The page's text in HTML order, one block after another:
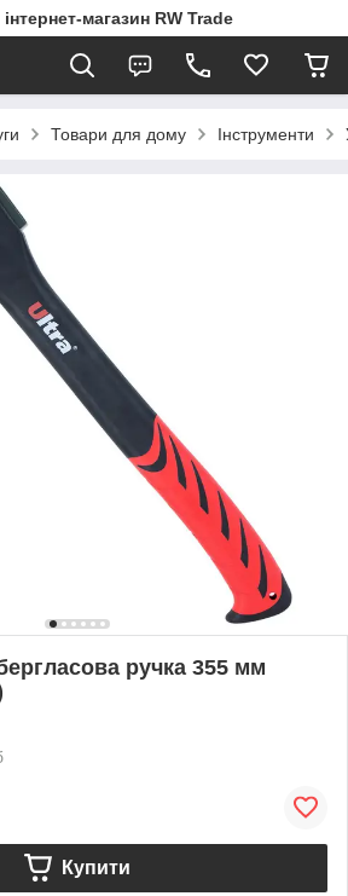
магазин RW Trade
Товари для дому Інструменти
ручка 355 мм
Купити